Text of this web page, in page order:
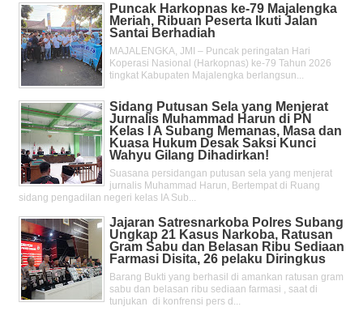
Puncak Harkopnas ke-79 Majalengka
Meriah, Ribuan Peserta Ikuti Jalan
Santai Berhadiah
MAJALENGKA, JMI – Puncak peringatan Hari
Koperasi Nasional (Harkopnas) ke-79 Tahun 2026
tingkat Kabupaten Majalengka berlangsun...
Sidang Putusan Sela yang Menjerat
Jurnalis Muhammad Harun di PN
Kelas l A Subang Memanas, Masa dan
Kuasa Hukum Desak Saksi Kunci
Wahyu Gilang Dihadirkan!
Suasana persidangan putusan sela yang menjerat
jurnalis Muhammad Harun, Bertempat di Ruang
sidang pengadilan negeri kelas IA Sub...
Jajaran Satresnarkoba Polres Subang
Ungkap 21 Kasus Narkoba, Ratusan
Gram Sabu dan Belasan Ribu Sediaan
Farmasi Disita, 26 pelaku Diringkus
Barang Bukti yang berhasil di amankan ratusan gram
sabu dan belasan ribu sediaan farmasi , saat di
tunjukan di konfrensi pers d...